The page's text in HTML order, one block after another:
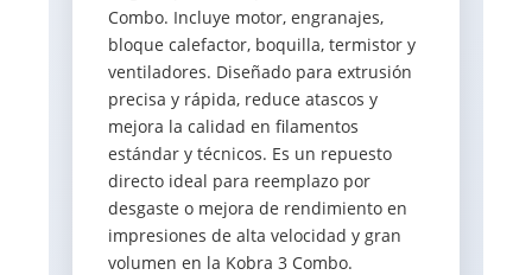
Combo. Incluye motor, engranajes,
bloque calefactor, boquilla, termistor y
ventiladores. Diseñado para extrusión
precisa y rápida, reduce atascos y
mejora la calidad en filamentos
estándar y técnicos. Es un repuesto
directo ideal para reemplazo por
desgaste o mejora de rendimiento en
impresiones de alta velocidad y gran
volumen en la Kobra 3 Combo.